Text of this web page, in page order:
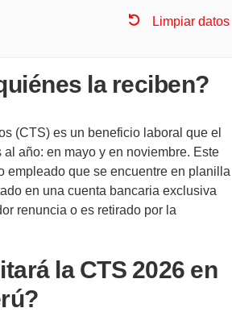
Limpiar datos
la reciben?
(CTS) es un beneficio laboral que el
año: en mayo y en noviembre. Este
empleado que se encuentre en planilla
en una cuenta bancaria exclusiva
renuncia o es retirado por la
la CTS 2026 en